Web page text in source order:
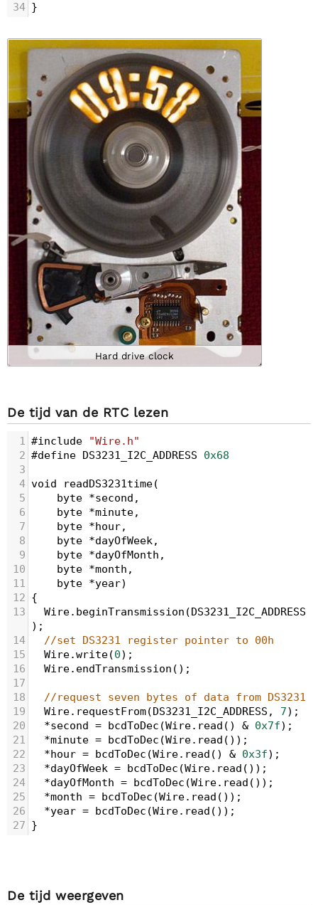
34 }
Hard drive clock
De tijd van de RTC lezen
1 #include
"Wire.h"
2 #define DS3231_I2C_ADDRESS
0x68
3
4 void readDS3231time(
5
byte *second ,
6
byte *minute,
7
byte *hour,
8
byte *dayOfWeek,
9
byte *dayOfMonth ,
10
byte *month ,
11
byte *year)
12 {
13
Wire. beginTransmission (DS3231_I2C_ADDRESS
);
14
//set DS3231 register pointer to 00h
15
Wire.write(0
16
Wire. endTransmission ();
17
18
//request seven bytes of data from DS3231
19
Wire. requestFrom(DS3231_I2C_ADDRESS , 7);
20
*second = bcdToDec (Wire. read () & 0x7f);
21
*minute = bcdToDec (Wire. read ());
22
*hour = bcdToDec (Wire. read () & 0x3f);
23
*dayOfWeek = bcdToDec (Wire. read ());
24
*dayOfMonth = bcdToDec (Wire. read ());
25
*month = bcdToDec (Wire. read ());
26
*year = bcdToDec (Wire. read ());
27 }
De tijd weergeven